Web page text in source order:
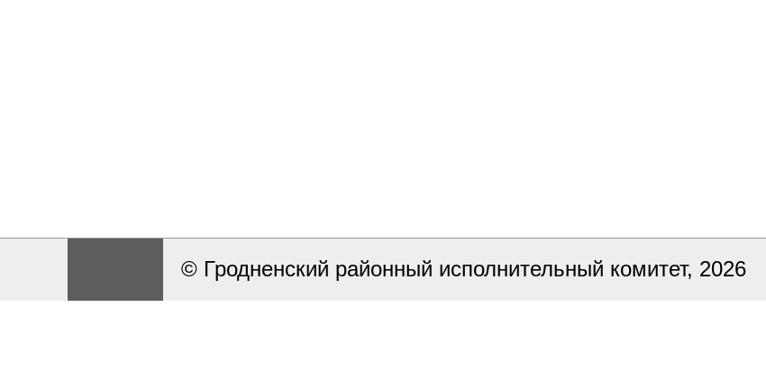
© Гродненский районный исполнительный комитет, 2026